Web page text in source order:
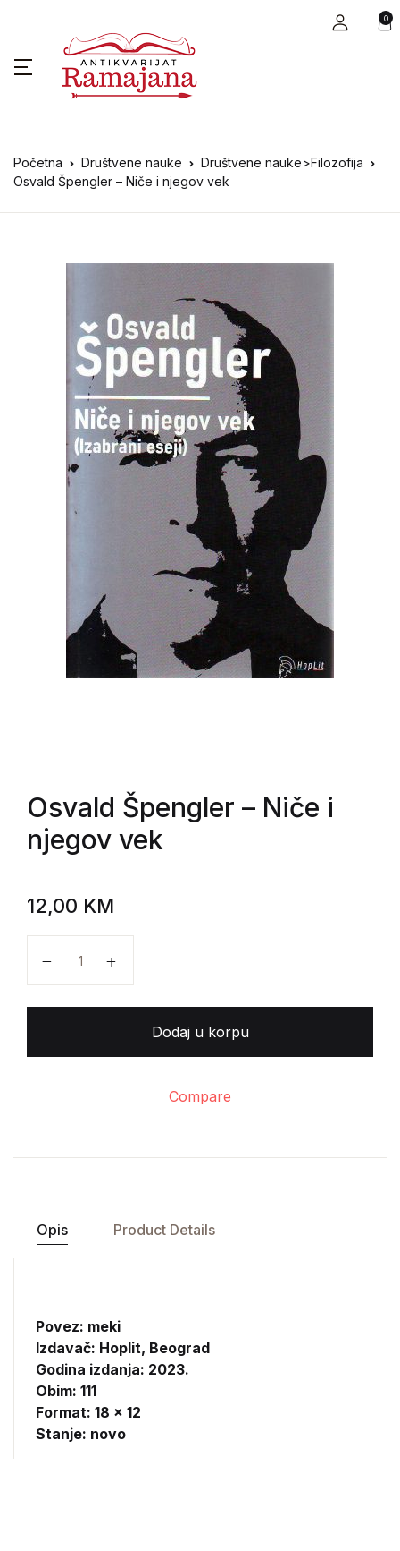
0
Početna Društvene nauke
Društvene nauke>Filozofija
Osvald Špengler – Niče i njegov vek
Osvald Špengler – Niče i
njegov vek
12,00 KM
Dodaj u korpu
Compare
Opis Product Details
Povez: meki
Izdavač: Hoplit, Beograd
Godina izdanja: 2023.
Obim: 111
Format: 18 x 12
Stanje: novo